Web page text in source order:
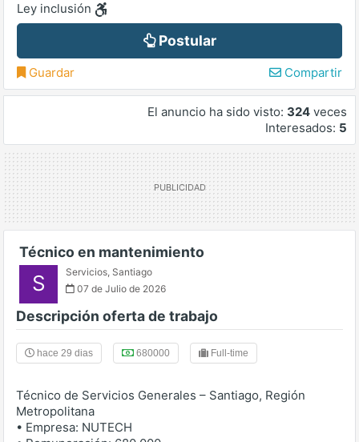
Ley inclusión
Postular
Guardar Compartir
El anuncio ha sido visto: 324 veces
Interesados: 5
Técnico en mantenimiento
S Servicios, Santiago
07 de Julio de 2026
Descripción oferta de trabajo
hace 29 dias 680000 Full-time
Técnico de Servicios Generales – Santiago, Región
Metropolitana
• Empresa: NUTECH